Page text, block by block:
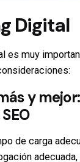
Digital
es muy
y
SEO
de carga